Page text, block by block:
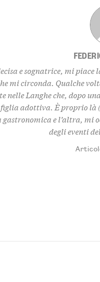
e sognatrice, mi
mi circonda. Qualche
nelle Langhe che, dopo
adottiva. È proprio là
gastronomica e l’altra, mi
degli eventi